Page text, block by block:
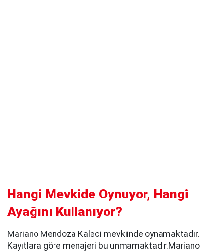
Hangi Mevkide Oynuyor, Hangi
Ayağını Kullanıyor?
Mariano Mendoza Kaleci mevkiinde oynamaktadır.
Kayıtlara göre menajeri bulunmamaktadır.Mariano